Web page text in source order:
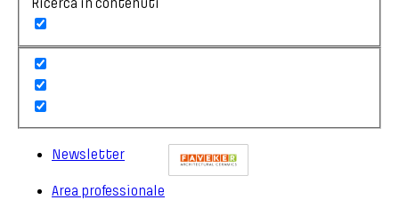
Ricerca in contenuti
Newsletter
Area professionale